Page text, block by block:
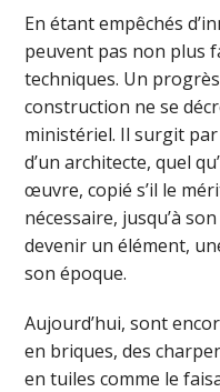
En étant empêchés
peuvent pas non plus
techniques. Un
construction ne se
ministériel. Il surgit
d’un architecte, quel
œuvre, copié s’il le
nécessaire, jusqu’à
devenir un élément,
son époque.
Aujourd’hui, sont
en briques, des
en tuiles comme le